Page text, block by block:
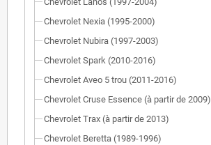
Chevrolet Nexia (1995-2000)
Chevrolet Nubira (1997-2003)
Chevrolet Spark (2010-2016)
Chevrolet Aveo 5 trou (2011-2016)
Chevrolet Cruse Essence (à partir de 2009)
Chevrolet Trax (à partir de 2013)
Chevrolet Beretta (1989-1996)